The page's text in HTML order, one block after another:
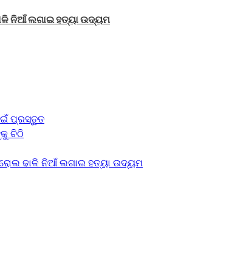
ନିଆଁ ଲଗାଇ ହତ୍ୟା ଉଦ୍ୟମ
ପ୍ରସ୍ତୁତ
ଚିଠି
ଢାଳି ନିଆଁ ଲଗାଇ ହତ୍ୟା ଉଦ୍ୟମ